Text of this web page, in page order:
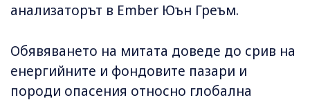
анализаторът в Ember Юън Греъм.
Обявяването на митата доведе до срив на
енергийните и фондовите пазари и
породи опасения относно глобална